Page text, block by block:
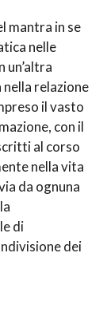
mantra in se
nelle
relazione
il vasto
con il
al corso
nella vita
da ognuna
di
dei